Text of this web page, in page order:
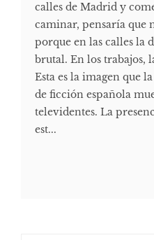
calles de Madrid y
caminar, pensaría que
porque en las calles la
brutal. En los trabajos,
Esta es la imagen que
de ficción española
televidentes. La
est...